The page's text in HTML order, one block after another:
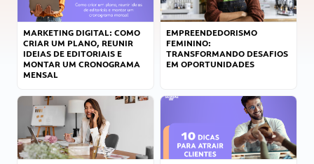
MARKETING DIGITAL: COMO
CRIAR UM PLANO, REUNIR
IDEIAS DE EDITORIAIS E
MONTAR UM CRONOGRAMA
MENSAL
EMPREENDEDORISMO
FEMININO:
TRANSFORMANDO DESAFIOS
EM OPORTUNIDADES